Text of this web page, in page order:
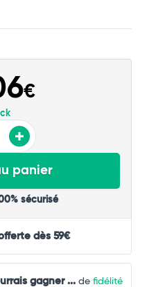
€
panier
sécurisé
dès 59€
gagner ...de fidélité